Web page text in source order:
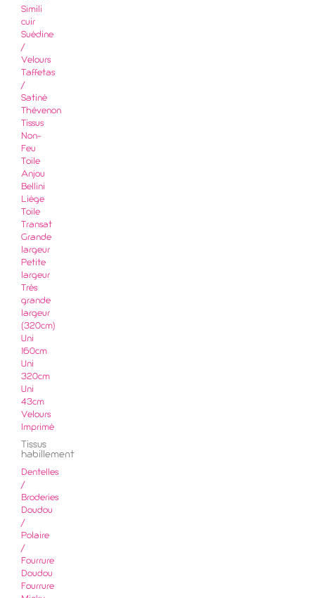
Simili
cuir
Suédine
/
Velours
Taffetas
/
Satiné
Thévenon
Tissus
Non-
Feu
Toile
Anjou
Bellini
Liège
Toile
Transat
Grande
largeur
Petite
largeur
Très
grande
largeur
(320cm)
Uni
160cm
Uni
320cm
Uni
43cm
Velours
Imprimé
Tissus
habillement
Dentelles
/
Broderies
Doudou
/
Polaire
/
Fourrure
Doudou
Fourrure